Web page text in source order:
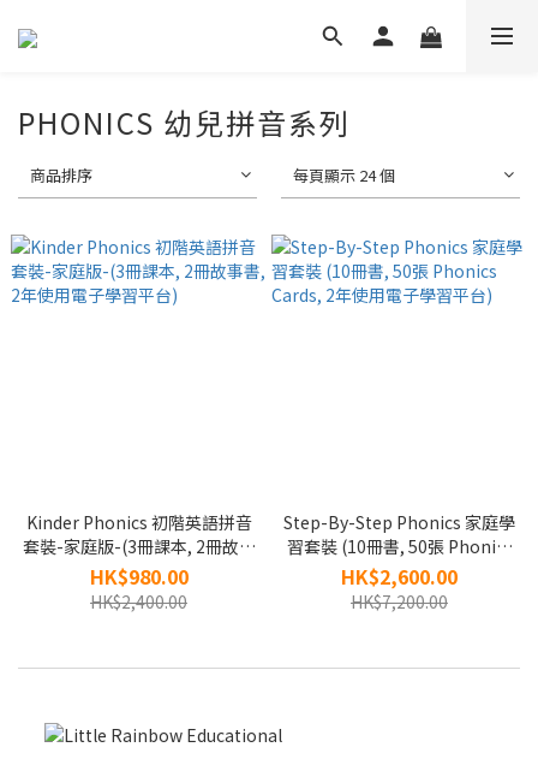
PHONICS 幼兒拼音系列
商品排序 每頁顯示 24 個
Kinder Phonics 初階英語拼音
套裝-家庭版-(3冊課本, 2冊故事
書, 2年使用電子學習平台)
HK$980.00
HK$2,400.00
Step-By-Step Phonics 家庭學
習套裝 (10冊書, 50張 Phonics
Cards, 2年使用電子學習平台)
HK$2,600.00
HK$7,200.00